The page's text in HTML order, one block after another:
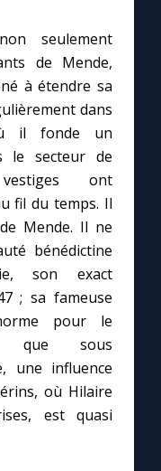
seulement
de Mende,
à étendre sa
dans
il fonde un
le secteur de
ont
fil du temps. Il
Mende. Il ne
bénédictine
son exact
; sa fameuse
pour le
que sous
une influence
où Hilaire
est quasi